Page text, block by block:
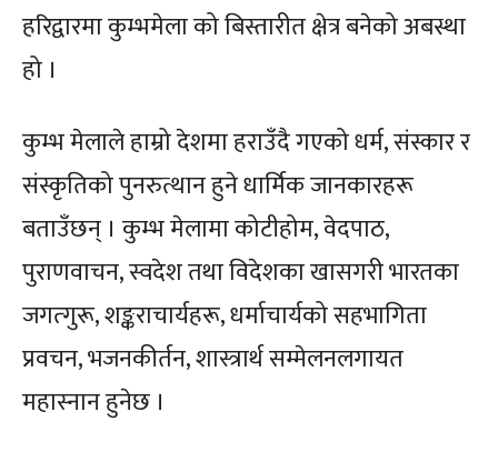
हरिद्वारमा कुम्भमेला को बिस्तारीत क्षेत्र बनेको अबस्था
हो ।
कुम्भ मेलाले हाम्रो देशमा हराउँदै गएको धर्म, संस्कार र
संस्कृतिको पुनरुत्थान हुने धार्मिक जानकारहरू
बताउँछन् । कुम्भ मेलामा कोटीहोम, वेदपाठ,
पुराणवाचन, स्वदेश तथा विदेशका खासगरी भारतका
जगत्गुरू, शङ्कराचार्यहरू, धर्माचार्यको सहभागिता
प्रवचन, भजनकीर्तन, शास्त्रार्थ सम्मेलनलगायत
महास्नान हुनेछ ।